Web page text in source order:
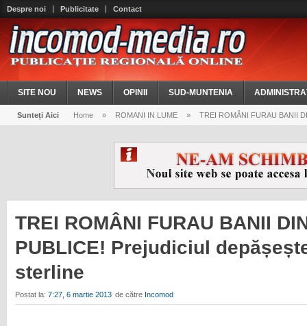
Despre noi Publicitate Contact
SITE NOU NEWS OPINII SUD-MUNTENIA
Sunteți Aici Home » ROMANI IN LUME » TREI ROMÂNI FURAU BANII
TREI ROMÂNI FURAU BANII
PUBLICE! Prejudiciul
sterline
Postat la: 7:27, 6 martie 2013 de către Incomod